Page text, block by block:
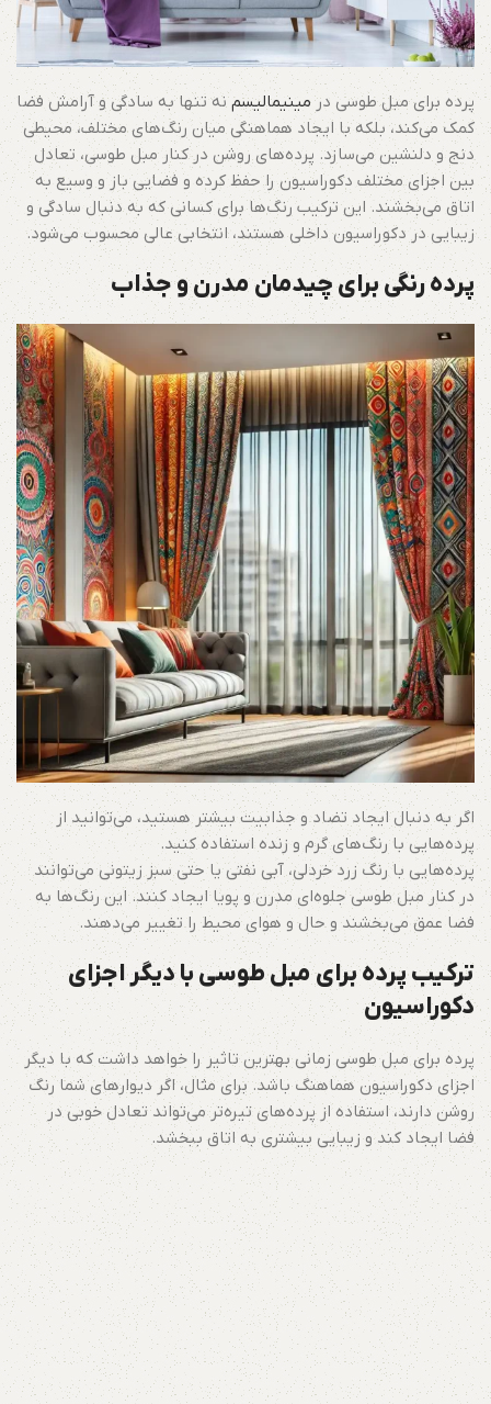
پرده برای مبل طوسی درمینیمالیسمنه تنها به سادگی و آرامش فضا
کمک می‌کند، بلکه با ایجاد هماهنگی میان رنگ‌های مختلف، محیطی
دنج و دلنشین می‌سازد. پرده‌های روشن در کنار مبل طوسی، تعادل
بین اجزای مختلف دکوراسیون را حفظ کرده و فضایی باز و وسیع به
اتاق می‌بخشند. این ترکیب رنگ‌ها برای کسانی که به دنبال سادگی و
زیبایی در دکوراسیون داخلی هستند، انتخابی عالی محسوب می‌شود.
پرده رنگی برای چیدمان مدرن و جذاب
اگر به دنبال ایجاد تضاد و جذابیت بیشتر هستید، می‌توانید از
پرده‌هایی با رنگ‌های گرم و زنده استفاده کنید.
پرده‌هایی با رنگ زرد خردلی، آبی نفتی یا حتی سبز زیتونی می‌توانند
در کنار مبل طوسی جلوه‌ای مدرن و پویا ایجاد کنند. این رنگ‌ها به
فضا عمق می‌بخشند و حال و هوای محیط را تغییر می‌دهند.
ترکیب پرده برای مبل طوسی با دیگر اجزای
دکوراسیون
پرده برای مبل طوسی زمانی بهترین تاثیر را خواهد داشت که با دیگر
اجزای دکوراسیون هماهنگ باشد. برای مثال، اگر دیوارهای شما رنگ
روشن دارند، استفاده از پرده‌های تیره‌تر می‌تواند تعادل خوبی در
فضا ایجاد کند و زیبایی بیشتری به اتاق ببخشد.